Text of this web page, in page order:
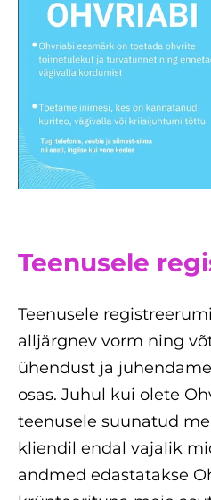
Teenusele
Teenusele
alljärgnev vorm ning
ühendust ja
osas. Juhul kui olete
teenusele suunatud
kliendil endal vajalik
andmed edastatakse